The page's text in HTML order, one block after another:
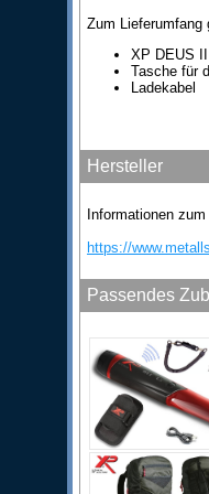
Zum Lieferumfang
XP DEUS
Tasche für
Ladekabel
Hersteller
Informationen
https://
Passendes